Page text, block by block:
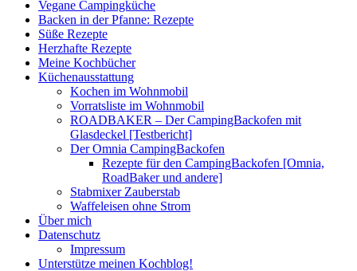
Vegane Campingküche
Backen in der Pfanne: Rezepte
Süße Rezepte
Herzhafte Rezepte
Meine Kochbücher
Küchenausstattung
Kochen im Wohnmobil
Vorratsliste im Wohnmobil
ROADBAKER – Der CampingBackofen mit
Glasdeckel [Testbericht]
Der Omnia CampingBackofen
Rezepte für den CampingBackofen [Omnia,
RoadBaker und andere]
Stabmixer Zauberstab
Waffeleisen ohne Strom
Über mich
Datenschutz
Impressum
Unterstütze meinen Kochblog!